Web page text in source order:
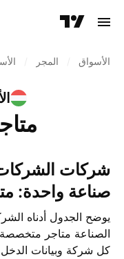
الأسواق المجر
شركات الشركات المجرية العاملة في
صناعة واحدة:
يوضح الجدول أدناه
الصناعة متاجر
كل شركة وبيانات